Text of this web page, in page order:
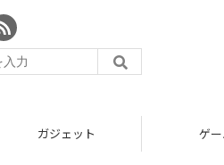
ガジェット ゲ